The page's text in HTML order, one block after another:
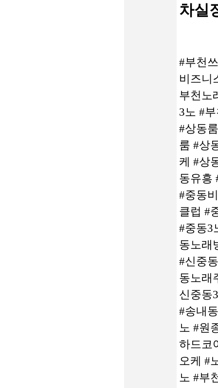
차실
#부천
비즈니
부천노
3노 #
#상동
룸 #상
케 #상
동유흥
#중동
클럽 #
#중동3
동노래
#신중
동노래
신중동
#송내
노 #원
하드코
오케 #
노 #부